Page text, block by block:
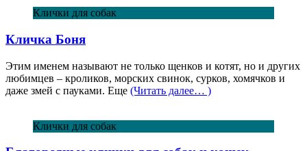
Клички для собак
Кличка Боня
Этим именем называют не только щенков и котят, но и других
любимцев – кроликов, морских свинок, сурков, хомячков и
даже змей с пауками. Еще (Читать далее… )
Клички для собак